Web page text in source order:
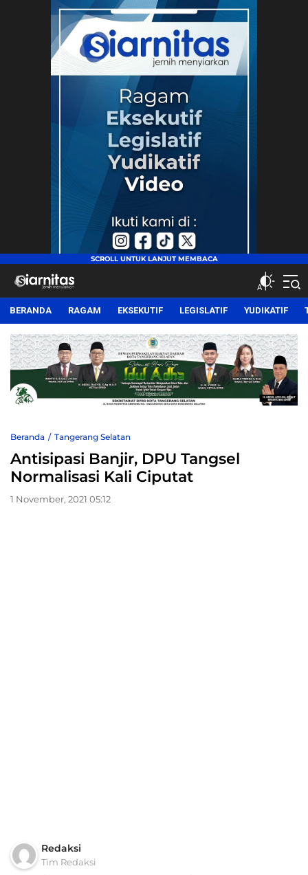
siarnitas
Jernih Menyiarkan
BERANDA RAGAM EKSEKUTIF LEGISLATIF YUDIKATIF
Beranda Tangerang Selatan
Antisipasi Banjir, DPU Tangsel
Normalisasi Kali Ciputat
1 November, 2021 05:12
Redaksi
Tim Redaksi